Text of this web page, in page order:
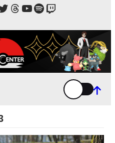
Estamos no Threads!
YouTube
Spotify
Twitch